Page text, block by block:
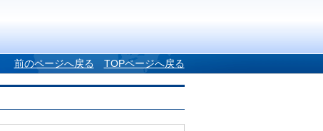
前のページへ戻る TOPページへ戻る